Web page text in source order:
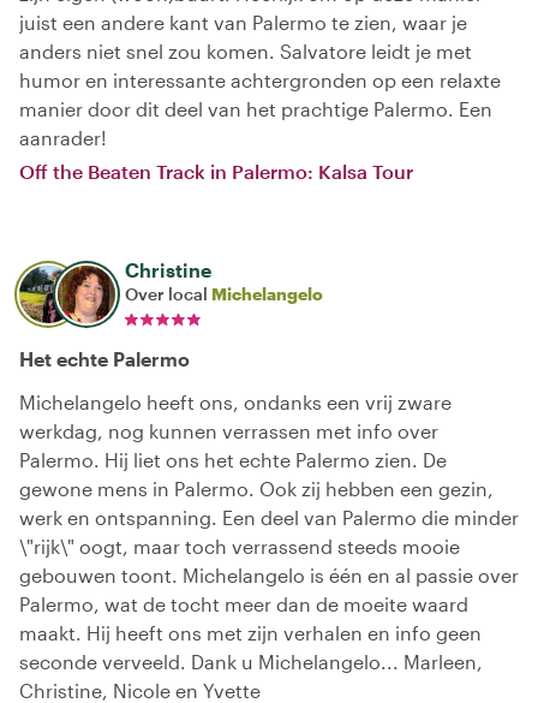
juist een andere kant van Palermo te zien, waar je
anders niet snel zou komen. Salvatore leidt je met
humor en interessante achtergronden op een relaxte
manier door dit deel van het prachtige Palermo. Een
aanrader!
Off the Beaten Track in Palermo: Kalsa Tour
Christine
Over local Michelangelo
Het echte Palermo
Michelangelo heeft ons, ondanks een vrij zware
werkdag, nog kunnen verrassen met info over
Palermo. Hij liet ons het echte Palermo zien. De
gewone mens in Palermo. Ook zij hebben een gezin,
werk en ontspanning. Een deel van Palermo die minder
\"rijk\" oogt, maar toch verrassend steeds mooie
gebouwen toont. Michelangelo is één en al passie over
Palermo, wat de tocht meer dan de moeite waard
maakt. Hij heeft ons met zijn verhalen en info geen
seconde verveeld. Dank u Michelangelo... Marleen,
Christine, Nicole en Yvette